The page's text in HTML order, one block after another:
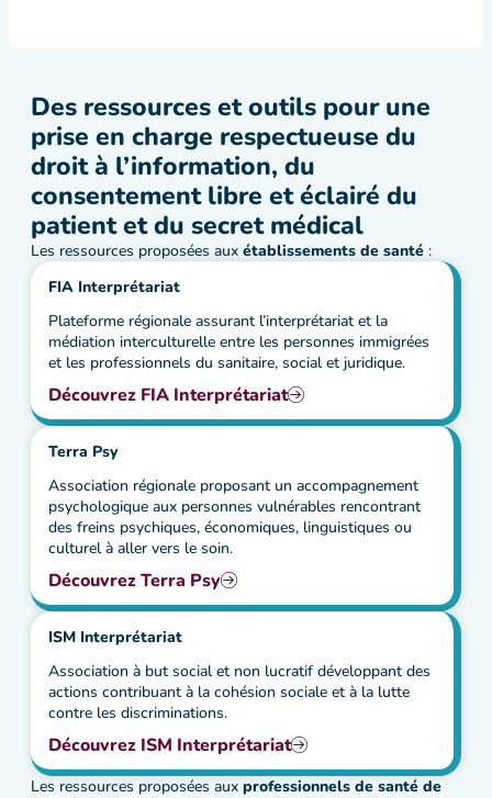
Des ressources et outils pour une
prise en charge respectueuse du
droit à l’information, du
consentement libre et éclairé du
patient et du secret médical
Les ressources proposées aux établissements de santé :
FIA Interprétariat
Plateforme régionale assurant l’interprétariat et la
médiation interculturelle entre les personnes immigrées
et les professionnels du sanitaire, social et juridique.
Découvrez FIA Interprétariat
Terra Psy
Association régionale proposant un accompagnement
psychologique aux personnes vulnérables rencontrant
des freins psychiques, économiques, linguistiques ou
culturel à aller vers le soin.
Découvrez Terra Psy
ISM Interprétariat
Association à but social et non lucratif développant des
actions contribuant à la cohésion sociale et à la lutte
contre les discriminations.
Découvrez ISM Interprétariat
Les ressources proposées aux professionnels de santé de